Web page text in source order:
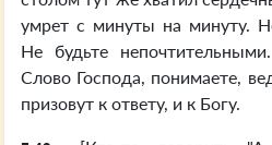
умрет с минуты на минуту.
Не будьте
Слово Господа, понимаете,
призовут к ответу, и к Богу.